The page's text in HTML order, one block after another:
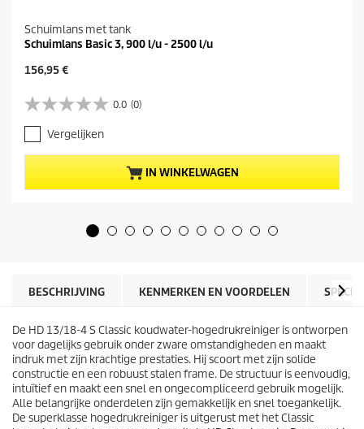
Schuimlans met tank
Schuimlans Basic 3, 900 l/u - 2500 l/u
H
i
d
i
g
e
p
r
s
156,95 €
0.0 (0)
0
.
0
v
a
n
n
.
Vergelijken
IN WINKELWAGEN
BESCHRIJVING KENMERKEN EN VOORDELEN
De HD 13/18-4 S Classic koudwater-hogedrukreiniger is ontworpen
voor dagelijks gebruik onder zware omstandigheden en maakt
indruk met zijn krachtige prestaties. Hij scoort met zijn solide
constructie en een robuust stalen frame. De structuur is eenvoudig,
intuïtief en maakt een snel en ongecompliceerd gebruik mogelijk.
Alle belangrijke onderdelen zijn gemakkelijk en snel toegankelijk.
De superklasse hogedrukreiniger is uitgerust met het Classic